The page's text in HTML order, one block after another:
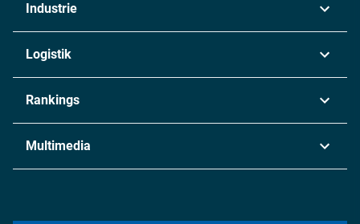
Industrie
Chemie
Metall
Energie
Logistik
Rankings
Multimedia